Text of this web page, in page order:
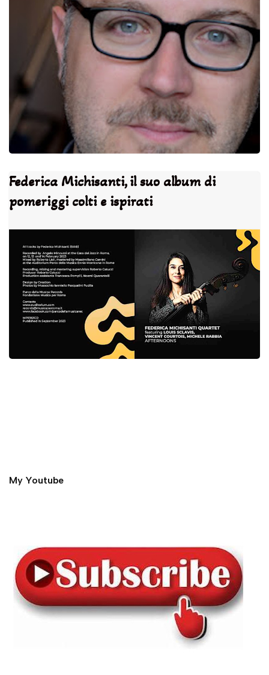
Federica Michisanti, il suo album di
pomeriggi colti e ispirati
My Youtube